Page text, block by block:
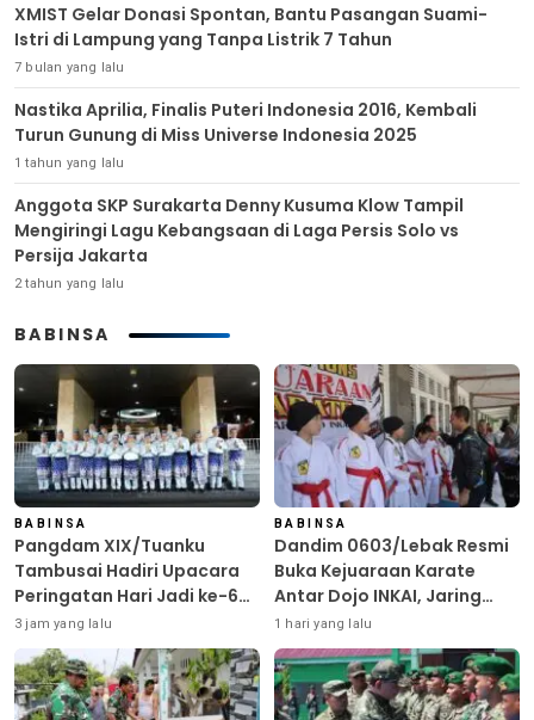
XMIST Gelar Donasi Spontan, Bantu Pasangan Suami-
Istri di Lampung yang Tanpa Listrik 7 Tahun
7 bulan yang lalu
Nastika Aprilia, Finalis Puteri Indonesia 2016, Kembali
Turun Gunung di Miss Universe Indonesia 2025
1 tahun yang lalu
Anggota SKP Surakarta Denny Kusuma Klow Tampil
Mengiringi Lagu Kebangsaan di Laga Persis Solo vs
Persija Jakarta
2 tahun yang lalu
BABINSA
BABINSA
Pangdam XIX/Tuanku
Tambusai Hadiri Upacara
Peringatan Hari Jadi ke-69
Provinsi Riau
3 jam yang lalu
BABINSA
Dandim 0603/Lebak Resmi
Buka Kejuaraan Karate
Antar Dojo INKAI, Jaring
Bibit Atlet Unggul Sambut
HUT ke-81 RI
1 hari yang lalu